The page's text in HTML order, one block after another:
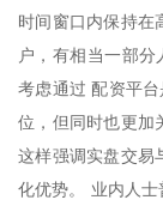
时间窗口内保持在
户，有相当一部
考虑通过 配资平
位，但同时也更加
这样强调实盘交易
化优势。 业内人